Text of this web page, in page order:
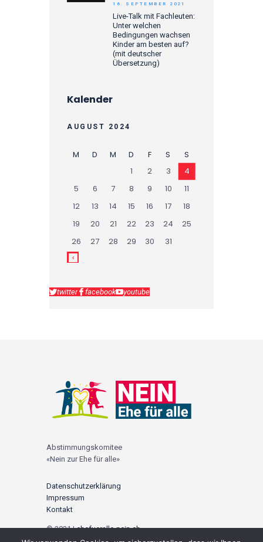
Live-Talk mit Fachleuten:
Unter welchen
Bedingungen wachsen
Kinder am besten auf?
(mit deutscher
Übersetzung)
16. SEPTEMBER 2021
Kalender
AUGUST 2024
M D M D F S
S
1
2 3
4
5
6 7 8 9 10
11
12
13 14 15 16 17
18
19
20 21 22 23 24
25
26
27 28 29 30 31
twitter facebook youtube
Abstimmungskomitee
«Nein zur Ehe für alle»
Datenschutzerklärung
Impressum
Kontakt
© 2021 |ehefueralle-nein.ch